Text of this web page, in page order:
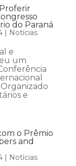
do Paraná
| Notícias
e
um
e
o Prêmio
and
| Notícias